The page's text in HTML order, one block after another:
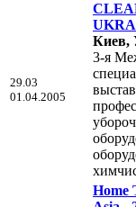
29.03
01.04.2005
Киев,
3-я
Home